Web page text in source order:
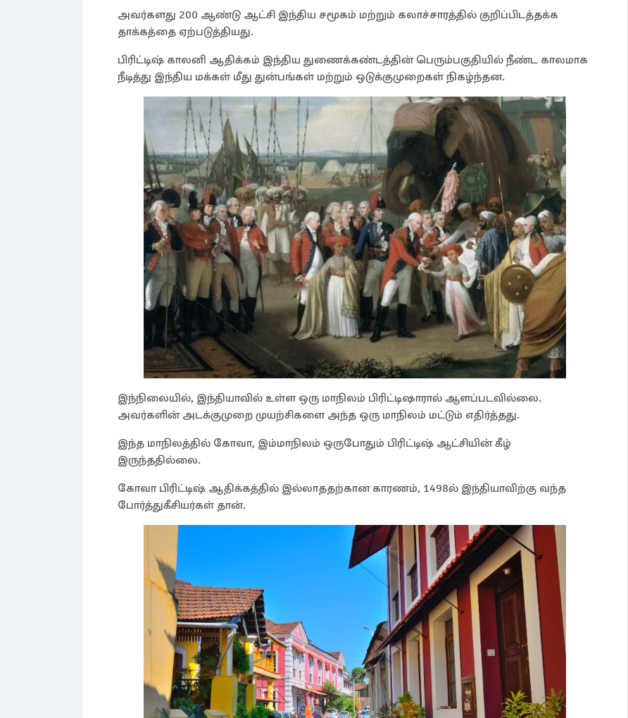
அவர்களது 200 ஆண்டு ஆட்சி இந்திய சமூகம் மற்றும் கலாச்சாரத்தில் குறிப்பிடத்தக்க
தாக்கத்தை ஏற்படுத்தியது.
பிரிட்டிஷ் காலனி ஆதிக்கம் இந்திய துணைக்கண்டத்தின் பெரும்பகுதியில் நீண்ட காலமாக
நீடித்து இந்திய மக்கள் மீது துன்பங்கள் மற்றும் ஒடுக்குமுறைகள் நிகழ்ந்தன.
இந்நிலையில், இந்தியாவில் உள்ள ஒரு மாநிலம் பிரிட்டிஷாரால் ஆளப்படவில்லை.
அவர்களின் அடக்குமுறை முயற்சிகளை அந்த ஒரு மாநிலம் மட்டும் எதிர்த்தது.
இந்த மாநிலத்தில் கோவா, இம்மாநிலம் ஒருபோதும் பிரிட்டிஷ் ஆட்சியின் கீழ்
இருந்ததில்லை.
கோவா பிரிட்டிஷ் ஆதிக்கத்தில் இல்லாததற்கான காரணம், 1498ல் இந்தியாவிற்கு வந்த
போர்த்துகீசியர்கள் தான்.